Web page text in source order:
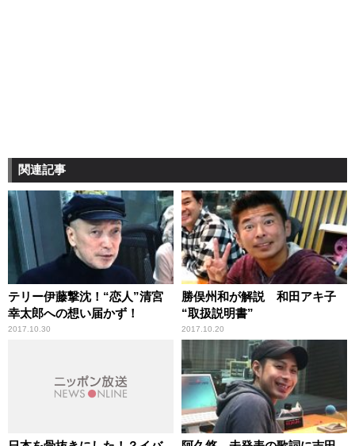
関連記事
テリー伊藤撃沈！“恋人”清宮
幸太郎への想い届かず！
2017.10.30
勝俣州和が解説 和田アキ子
“取扱説明書”
2017.10.20